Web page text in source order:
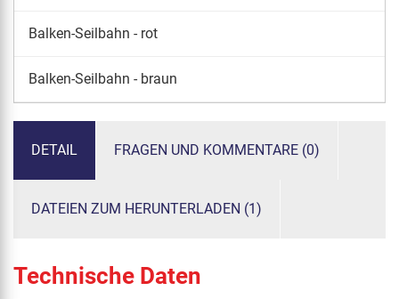
Balken-Seilbahn - rot
Balken-Seilbahn - braun
DETAIL FRAGEN UND KOMMENTARE (0)
DATEIEN ZUM HERUNTERLADEN (1)
Technische Daten